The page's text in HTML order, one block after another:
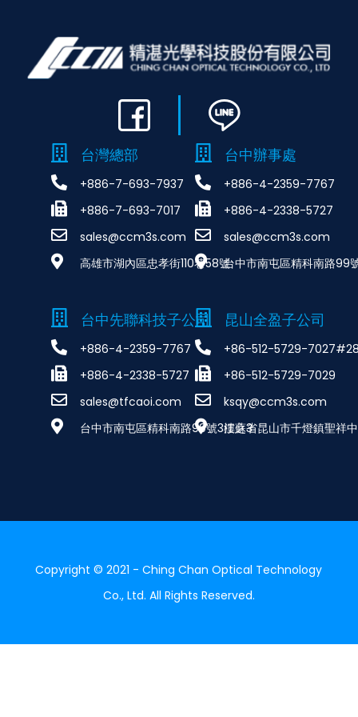
台灣總部
+886-7-693-7937
+886-7-693-7017
sales@ccm3s.com
高雄市湖內區忠孝街110巷58號
台中辦事處
+886-4-2359-7767
+886-4-2338-5727
sales@ccm3s.com
台中市南屯區精科南路99
台中先聯科技子公司
+886-4-2359-7767
+886-4-2338-5727
sales@tfcaoi.com
台中市南屯區精科南路99號3樓之3
昆山全盈子公司
+86-512-5729-
+86-512-5729-7029
ksqy@ccm3s.com
江蘇省昆山市千燈鎮聖祥
Copyright © 2021 - Ching Chan Optical Technology
Co., Ltd. All Rights Reserved.